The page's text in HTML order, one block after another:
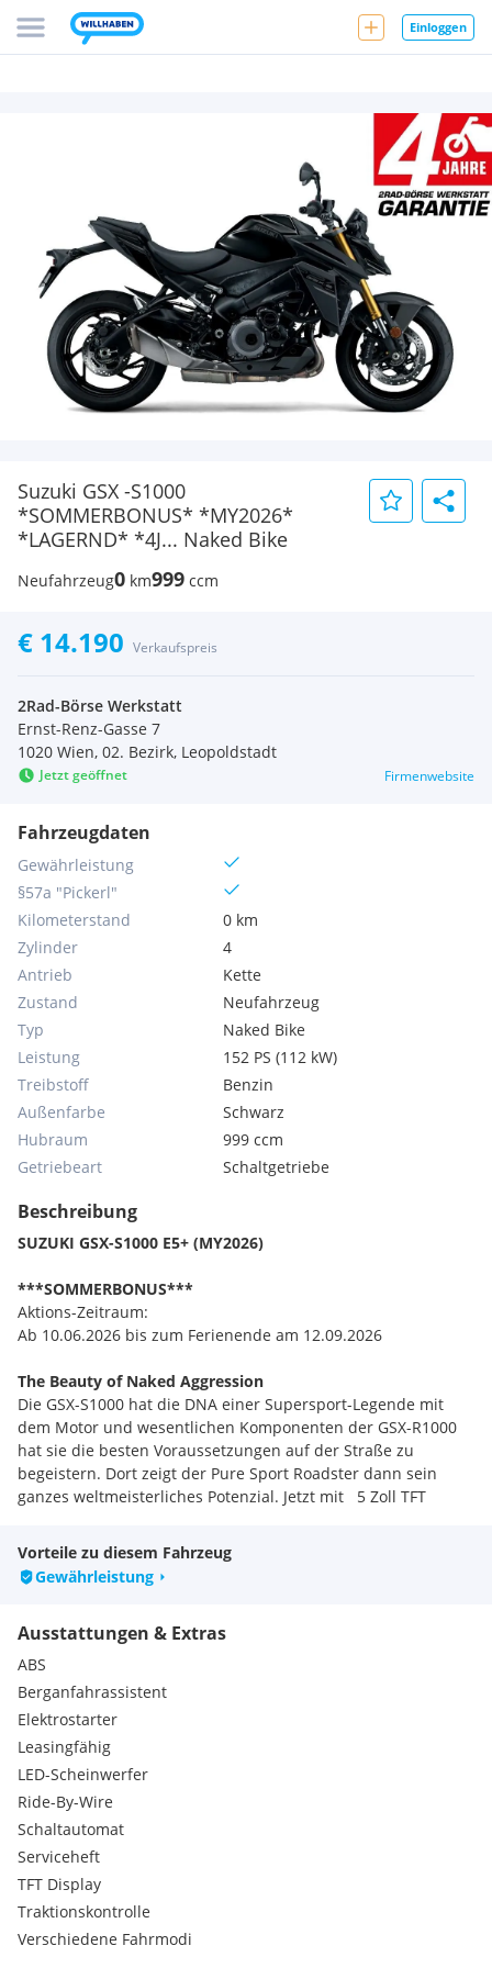
Einloggen
Suzuki GSX -S1000
*SOMMERBONUS* *MY2026*
*LAGERND* *4J... Naked Bike
Neufahrzeug0 km999 ccm
€ 14.190 Verkaufspreis
2Rad-Börse Werkstatt
Ernst-Renz-Gasse 7
1020 Wien, 02. Bezirk, Leopoldstadt
Jetzt geöffnet Firmenwebsite
Fahrzeugdaten
Gewährleistung
§57a "Pickerl"
Kilometerstand
0 km
Zylinder
4
Antrieb
Kette
Zustand
Neufahrzeug
Typ
Naked Bike
Leistung
152 PS (112 kW)
Treibstoff
Benzin
Außenfarbe
Schwarz
Hubraum
999 ccm
Getriebeart
Schaltgetriebe
Beschreibung
SUZUKI GSX-S1000 E5+ (MY2026)
***SOMMERBONUS***
Aktions-Zeitraum:
Ab 10.06.2026 bis zum Ferienende am 12.09.2026
The Beauty of Naked Aggression
Die GSX-S1000 hat die DNA einer Supersport-Legende mit
dem Motor und wesentlichen Komponenten der GSX-R1000
hat sie die besten Voraussetzungen auf der Straße zu
begeistern. Dort zeigt der Pure Sport Roadster dann sein
ganzes weltmeisterliches Potenzial. Jetzt mit 5 Zoll TFT
Landstraßen-Spaß und legendäre Performance.
Top Features:
Ride-by-Wire - elektronische Drosselklappensteuerung
Suzuki Drive Mode Selector – Wahl zwischen drei Fahrmodi
Bi-directional Quickshift System – leichtes Schalten ohne
Ziehen der Kupplung
Suzuki Low RPM Assist für geschmeidiges Anfahren in
Kombination mit
SCAS - Suzuki Clutch Assist System
Vorteile zu diesem Fahrzeug
Gewährleistung
Ausstattungen & Extras
ABS
Berganfahrassistent
Elektrostarter
Leasingfähig
LED-Scheinwerfer
Ride-By-Wire
Schaltautomat
Serviceheft
TFT Display
Traktionskontrolle
Verschiedene Fahrmodi